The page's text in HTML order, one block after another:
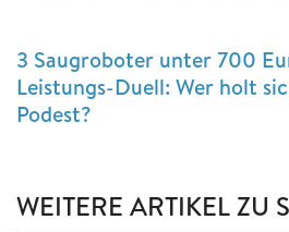
3 Saugroboter unter 700
Leistungs-Duell: Wer holt
Podest?
WEITERE ARTIKEL ZU